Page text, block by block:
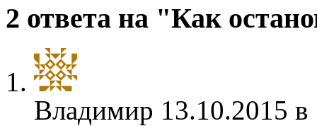
2 ответа на "Как
Владимир 13.10.2015